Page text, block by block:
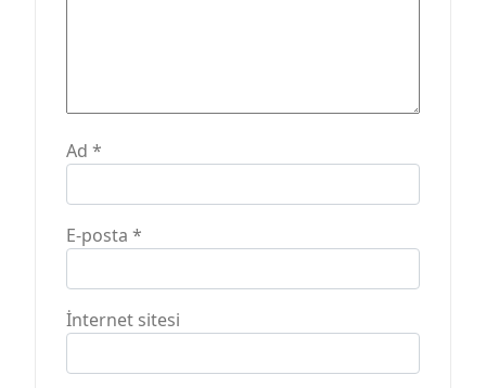
Ad *
E-posta *
İnternet sitesi